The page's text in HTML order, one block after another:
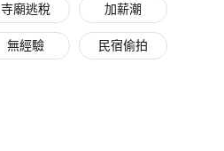
寺廟逃稅 加薪潮
無經驗 民宿偷拍